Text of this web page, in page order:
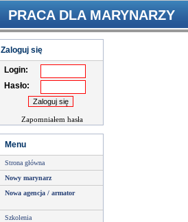
PRACA DLA MARYNARZY
Zaloguj się
Login:
Hasło:
Zapomniałem hasła
Menu
Strona główna
Nowy marynarz
Nowa agencja / armator
Szkolenia